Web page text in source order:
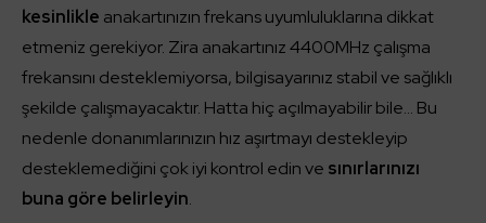
kesinlikle anakartınızın frekans uyumluluklarına dikkat
etmeniz gerekiyor. Zira anakartınız 4400MHz çalışma
frekansını desteklemiyorsa, bilgisayarınız stabil ve sağlıklı
şekilde çalışmayacaktır. Hatta hiç açılmayabilir bile… Bu
nedenle donanımlarınızın hız aşırtmayı destekleyip
desteklemediğini çok iyi kontrol edin ve sınırlarınızı
buna göre belirleyin.